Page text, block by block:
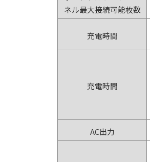
ネル最大接続可能枚数
充電時間
充電時間
AC出力